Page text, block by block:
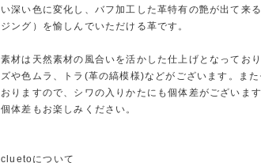
い深い色に変化し、バフ加工した革特有の艶が出て来
ジング）を愉しんでいただける革です。
素材は天然素材の風合いを活かした仕上げとなってお
ズや色ムラ、トラ(革の縞模様)などがございます。ま
おりますので、シワの入りかたにも個体差がございま
個体差もお楽しみください。
cluetoについて